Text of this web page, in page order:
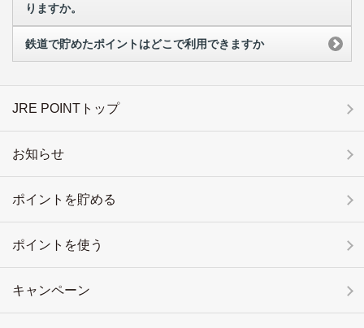
りますか。
鉄道で貯めたポイントはどこで利用できますか
JRE POINTトップ
お知らせ
ポイントを貯める
ポイントを使う
キャンペーン